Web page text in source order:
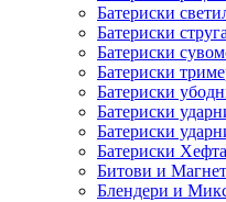
Батериски
Батериски
Батериски
Батериски
Батериски
Батериски
Батериски
Батериски
Битови и
Блендери и